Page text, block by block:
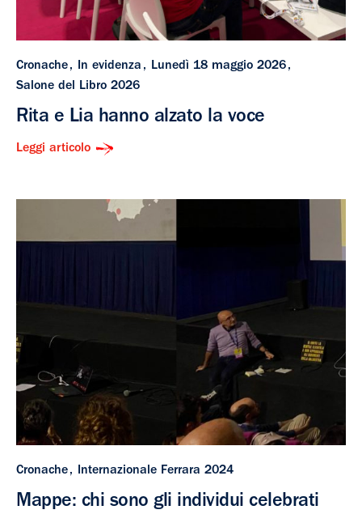
Cronache In evidenza
Lunedì 18 maggio 2026
Salone del Libro 2026
Rita e Lia hanno alzato la voce
Leggi articolo
Cronache Internazionale Ferrara 2024
Mappe: chi sono gli individui celebrati